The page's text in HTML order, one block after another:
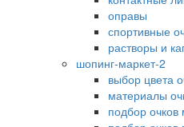
оправы
спортивные
растворы и
шопинг-маркет-2
выбор цвета
материалы
подбор